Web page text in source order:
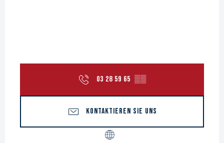
03 28 59 65 ▒▒
KONTAKTIEREN SIE UNS